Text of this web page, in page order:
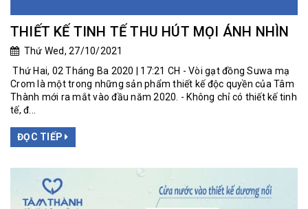
THIẾT KẾ TINH TẾ THU HÚT MỌI ÁNH NHÌN
Thứ Wed, 27/10/2021
Thứ Hai, 02 Tháng Ba 2020 | 17:21 CH - Vòi gạt đồng Suwa mạ
Crom là một trong những sản phẩm thiết kế độc quyền của Tâm
Thành mới ra mắt vào đầu năm 2020. - Không chỉ có thiết kế tinh
tế, đ...
ĐỌC TIẾP